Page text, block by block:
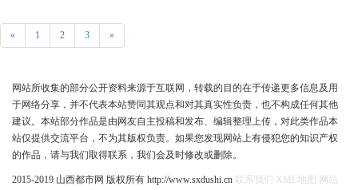
« 1 2 3 »
网站所收集的部分公开资料来源于互联网，转载的目的在于传递更多信息及用
于网络分享，并不代表本站赞同其观点和对其真实性负责，也不构成任何其他
建议。本站部分作品是由网友自主投稿和发布、编辑整理上传，对此类作品本
站仅提供交流平台，不为其版权负责。如果您发现网站上有侵犯您的知识产权
的作品，请与我们取得联系，我们会及时修改或删除。
2015-2019 山西都市网 版权所有 http://www.sxdushi.cn 联系我们 XML地图
网站